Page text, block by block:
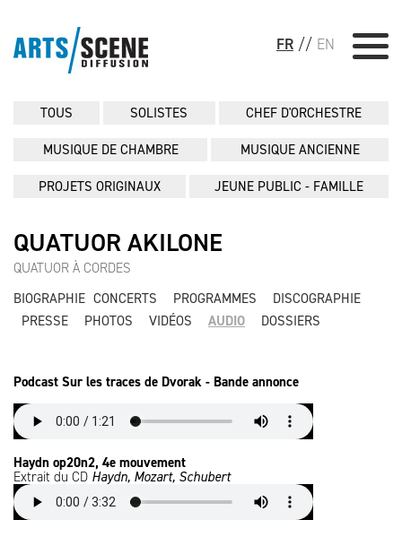
FR // EN
TOUS SOLISTES CHEF D'ORCHESTRE
MUSIQUE DE CHAMBRE MUSIQUE ANCIENNE
PROJETS ORIGINAUX JEUNE PUBLIC - FAMILLE
QUATUOR AKILONE
QUATUOR À CORDES
BIOGRAPHIE CONCERTS PROGRAMMES
DISCOGRAPHIE
PRESSE
PHOTOS VIDÉOS AUDIO DOSSIERS
Podcast Sur les traces de Dvorak - Bande annonce
Haydn op20n2, 4e mouvement
Extrait du CD Haydn, Mozart, Schubert